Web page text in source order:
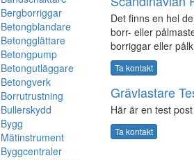
Bergborriggar
Betongblandare
Betongglättare
Betongpump
Betongutläggare
Betongverk
Borrutrustning
Bullerskydd
Bygg
Mätinstrument
Byggcentraler
Det finns en hel
borr- eller
borriggar eller
Ta kontakt
Grävlastare
Här är en test
Ta kontakt